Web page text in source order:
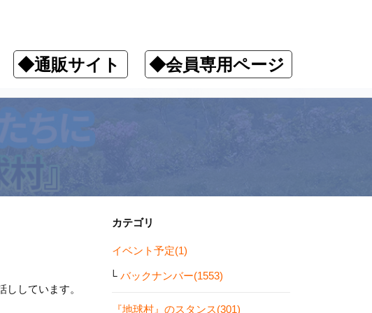
◆通販サイト ◆会員専用ページ
しています。
カテゴリ
イベント予定(1)
バックナンバー(1553)
『地球村』のスタンス(301)